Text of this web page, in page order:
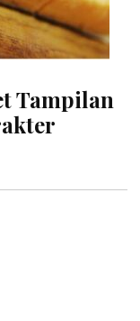
Tampilan